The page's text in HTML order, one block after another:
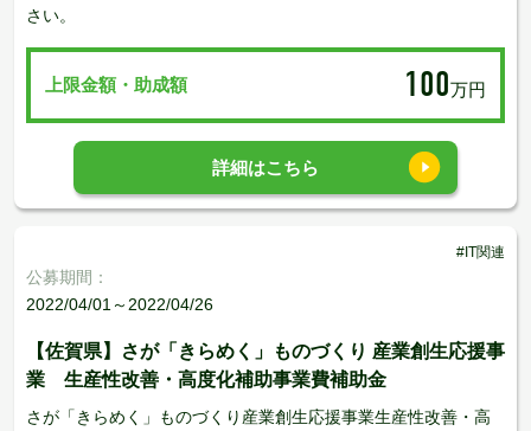
さい。
上限金額・助成額 100万円
詳細はこちら
#IT関連
公募期間：
2022/04/01～2022/04/26
【佐賀県】さが「きらめく」ものづくり 産業創生応援事
業 生産性改善・高度化補助事業費補助金
さが「きらめく」ものづくり産業創生応援事業生産性改善・高